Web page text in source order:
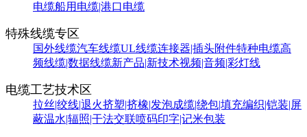
电缆船用电缆|港口电缆
特殊线缆专区
国外线缆汽车线缆UL线缆连接器|插头附件特种电缆高
频线缆|数据线缆新产品|新技术视频|音频|彩灯线
电缆工艺技术区
拉丝|绞线|退火挤塑|挤橡|发泡成缆|绕包|填充编织|铠装|屏
蔽温水|辐照|干法交联喷码印字|记米包装